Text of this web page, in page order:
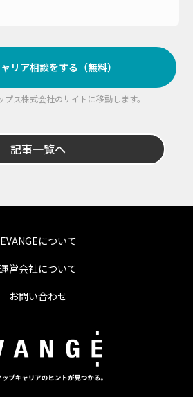
リア相談をする（無料）
プス株式会社のサイトに移動します。
記事一覧へ
EVANGEについて
運営会社について
お問い合わせ